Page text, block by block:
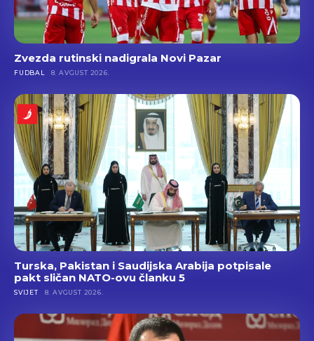
Zvezda rutinski nadigrala Novi Pazar
FUDBAL 8. AVGUST 2026.
Turska, Pakistan i Saudijska Arabija potpisale
pakt sličan NATO-ovu članku 5
SVIJET 8. AVGUST 2026.